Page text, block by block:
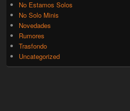
No Estamos Solos
No Solo Minis
Novedades
Rumores
Trasfondo
Uncategorized